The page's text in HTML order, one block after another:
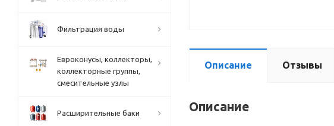
Описание Отзывы
Описание
Фильтрация воды
Евроконусы, коллекторы,
коллекторные группы,
смесительные узлы
Расширительные баки